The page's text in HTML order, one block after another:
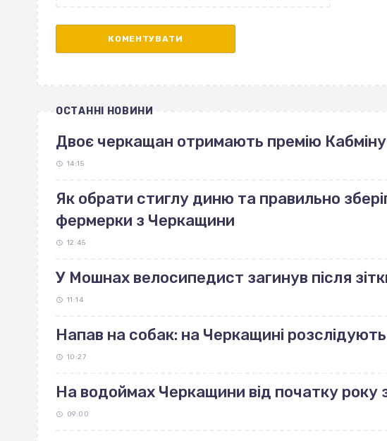
ОСТАННІ НОВИНИ
Двоє черкащан отримають премію Кабміну
14:15
Як обрати стиглу диню та правильно
фермерки з Черкащини
12:45
У Мошнах велосипедист загинув після
11:14
Напав на собак: на Черкащині
10:27
На водоймах Черкащини від початку року
09:00